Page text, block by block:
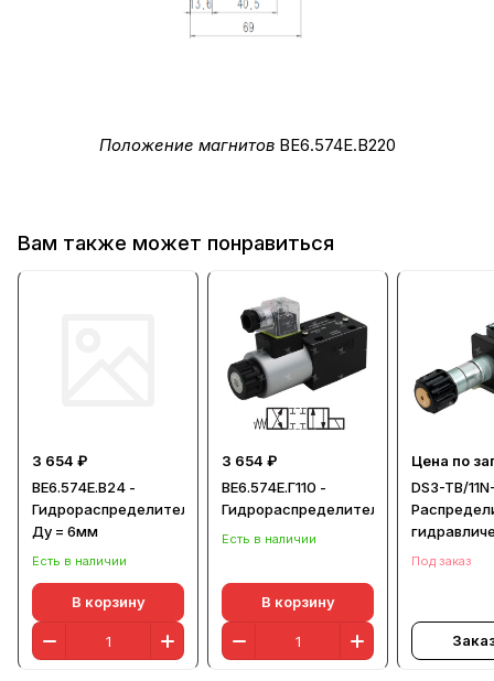
Положение магнитов ВЕ6.574Е.В220
Вам также может понравиться
3 654 ₽
ВЕ6.574Е.В24 -
Гидрораспределитель,
Ду = 6мм
Есть в наличии
В корзину
3 654 ₽
ВЕ6.574Е.Г110 -
Гидрораспределитель
Есть в наличии
В корзину
Цена по
DS3-TB/
CETOP 03
Под заказ